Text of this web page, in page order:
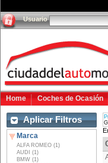
Usuario
Home Coches de Ocasión
Aplicar Filtros
Marca
ALFA ROMEO (1)
AUDI (1)
BMW (1)